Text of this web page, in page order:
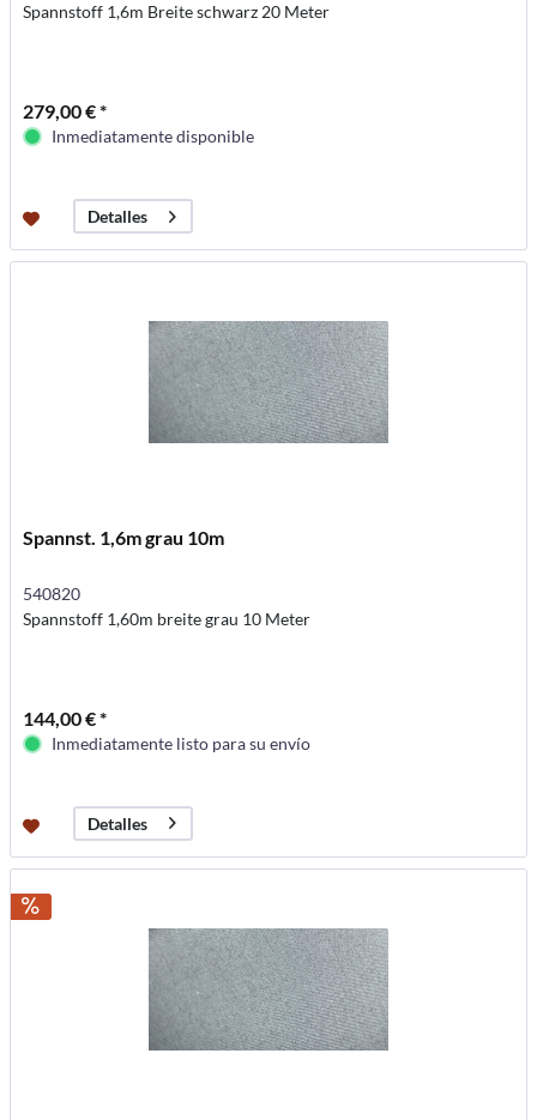
Spannstoff 1,6m Breite schwarz 20 Meter
279,00 € *
Inmediatamente disponible
Detalles
Spannst. 1,6m grau 10m
540820
Spannstoff 1,60m breite grau 10 Meter
144,00 € *
Inmediatamente listo para su envío
Detalles